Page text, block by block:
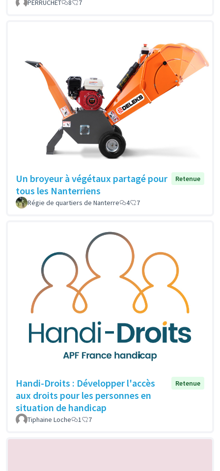
PERRUCHET 8 7
Un broyeur à végétaux partagé pour
tous les Nanterriens
Retenue
Régie de quartiers de Nanterre 4 7
Handi-Droits : Développer l'accès
aux droits pour les personnes en
situation de handicap
Retenue
Tiphaine Loche 1 7